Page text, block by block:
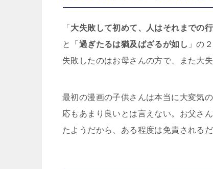
「 大失敗して初めて、人はそれまでの
と「 過ぎたるは猶及ばざるが如し 」の
失敗したのはお母さんの方で、また大
最初の漫画の子供さんは本当に大変気
応もあまり良いとは言えない。お父さ
たようだから、ある程度は免責される